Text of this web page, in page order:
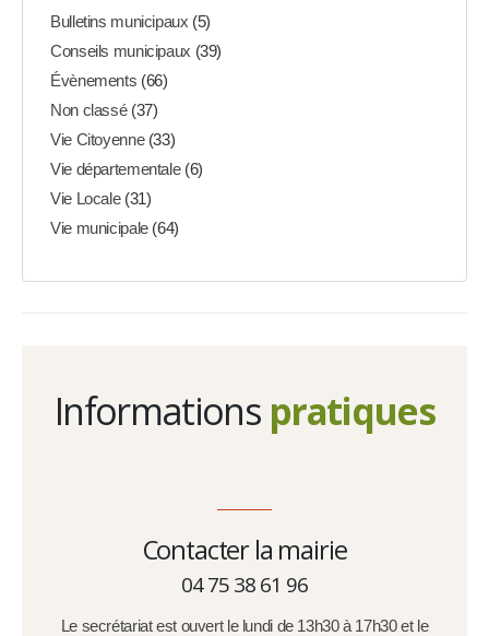
Bulletins municipaux (5)
Conseils municipaux (39)
Évènements (66)
Non classé(37)
Vie Citoyenne(33)
Vie départementale(6)
Vie Locale(31)
Vie municipale(64)
Informationspratiques
Contacter la mairie
04 75 38 61 96
Le secrétariat est ouvert le lundi de 13h30 à 17h30 et le